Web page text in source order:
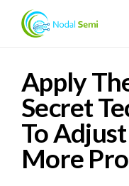
Apply
Secret
To
More